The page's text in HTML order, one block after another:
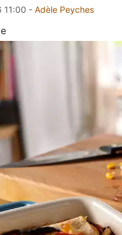
11:00 - Adèle Peyches